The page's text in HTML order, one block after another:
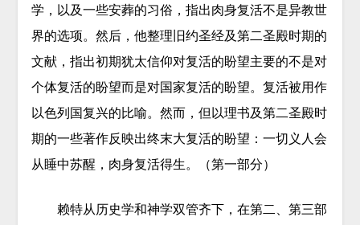
学，以及一些安葬的习俗，指出肉身复活不是异教世
界的选项。然后，他整理旧约圣经及第二圣殿时期的
文献，指出初期犹太信仰对复活的盼望主要的不是对
个体复活的盼望而是对国家复活的盼望。复活被用作
以色列国复兴的比喻。然而，但以理书及第二圣殿时
期的一些著作反映出终末大复活的盼望：一切义人会
从睡中苏醒，肉身复活得生。（第一部分）
赖特从历史学和神学双管齐下，在第二、第三部